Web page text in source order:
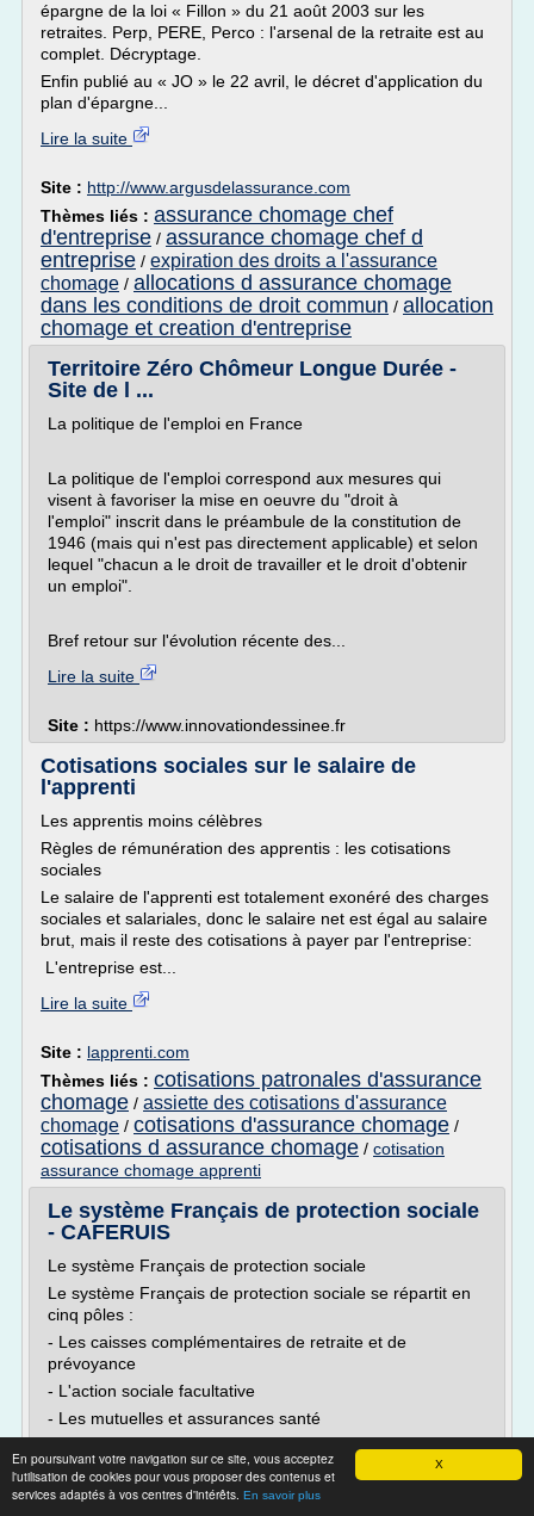
X
En poursuivant votre navigation sur ce site, vous acceptez
l'utilisation de cookies pour vous proposer des contenus et
services adaptés à vos centres d'intérêts. En savoir plus
épargne de la loi « Fillon » du 21 août 2003 sur les
retraites. Perp, PERE, Perco : l'arsenal de la retraite est au
complet. Décryptage.
Enfin publié au « JO » le 22 avril, le décret d'application du
plan d'épargne...
Lire la suite
Site : http://www.argusdelassurance.com
Thèmes liés : assurance chomage chef
d'entreprise / assurance chomage chef d
entreprise / expiration des droits a l'assurance
chomage / allocations d assurance chomage
dans les conditions de droit commun / allocation
chomage et creation d'entreprise
Territoire Zéro Chômeur Longue Durée -
Site de l ...
La politique de l'emploi en France
La politique de l'emploi correspond aux mesures qui
visent à favoriser la mise en oeuvre du "droit à
l'emploi" inscrit dans le préambule de la constitution de
1946 (mais qui n'est pas directement applicable) et selon
lequel "chacun a le droit de travailler et le droit d'obtenir
un emploi".
Bref retour sur l'évolution récente des...
Lire la suite
Site : https://www.innovationdessinee.fr
Cotisations sociales sur le salaire de
l'apprenti
Les apprentis moins célèbres
Règles de rémunération des apprentis : les cotisations
sociales
Le salaire de l'apprenti est totalement exonéré des charges
sociales et salariales, donc le salaire net est égal au salaire
brut, mais il reste des cotisations à payer par l'entreprise:
L'entreprise est...
Lire la suite
Site : lapprenti.com
Thèmes liés : cotisations patronales d'assurance
chomage / assiette des cotisations d'assurance
chomage / cotisations d'assurance chomage /
cotisations d assurance chomage / cotisation
assurance chomage apprenti
Le système Français de protection sociale
- CAFERUIS
Le système Français de protection sociale
Le système Français de protection sociale se répartit en
cinq pôles :
- Les caisses complémentaires de retraite et de
prévoyance
- L'action sociale facultative
- Les mutuelles et assurances santé
- L'assurance chômage UNEDIC ASSEDIC
Le paiement des prestations se fait à partir des
cotisations versées, même si, de plus en plus une part...